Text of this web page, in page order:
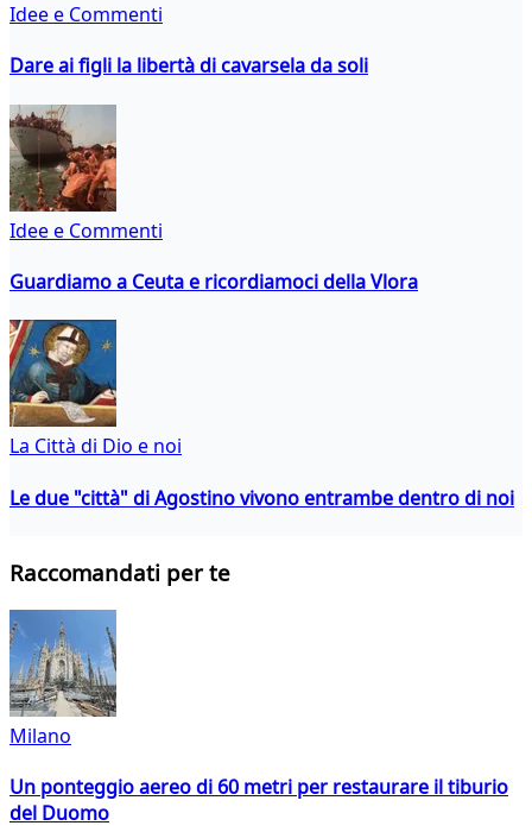
Idee e Commenti
Dare ai figli la libertà di cavarsela da soli
Idee e Commenti
Guardiamo a Ceuta e ricordiamoci della Vlora
La Città di Dio e noi
Le due "città" di Agostino vivono entrambe dentro di noi
Raccomandati per te
Milano
Un ponteggio aereo di 60 metri per restaurare il tiburio
del Duomo